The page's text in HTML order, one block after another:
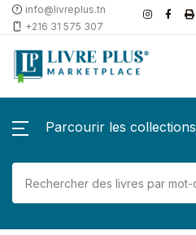
info@livreplus.tn
+216 31 575 307
Parcourir les collections